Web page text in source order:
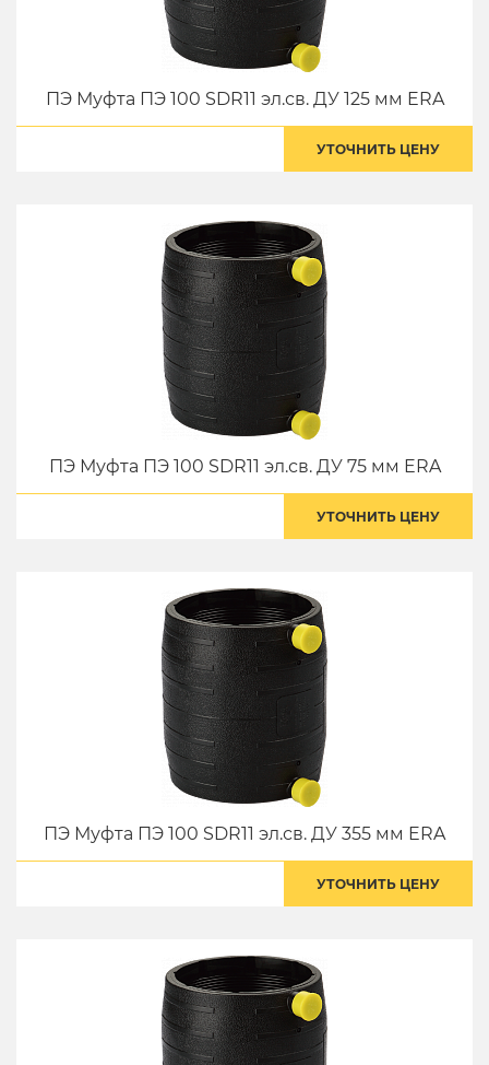
ПЭ Муфта ПЭ 100 SDR11 эл.св. ДУ 125 мм ERA
УТОЧНИТЬ ЦЕНУ
ПЭ Муфта ПЭ 100 SDR11 эл.св. ДУ 75 мм ERA
УТОЧНИТЬ ЦЕНУ
ПЭ Муфта ПЭ 100 SDR11 эл.св. ДУ 355 мм ERA
УТОЧНИТЬ ЦЕНУ